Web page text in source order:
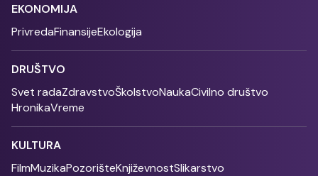
EKONOMIJA
PrivredaFinansijeEkologija
DRUŠTVO
Svet radaZdravstvoŠkolstvoNaukaCivilno društvo
HronikaVreme
KULTURA
FilmMuzikaPozorišteKnjiževnostSlikarstvo